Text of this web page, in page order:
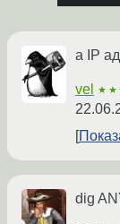
а IP
vel
dig